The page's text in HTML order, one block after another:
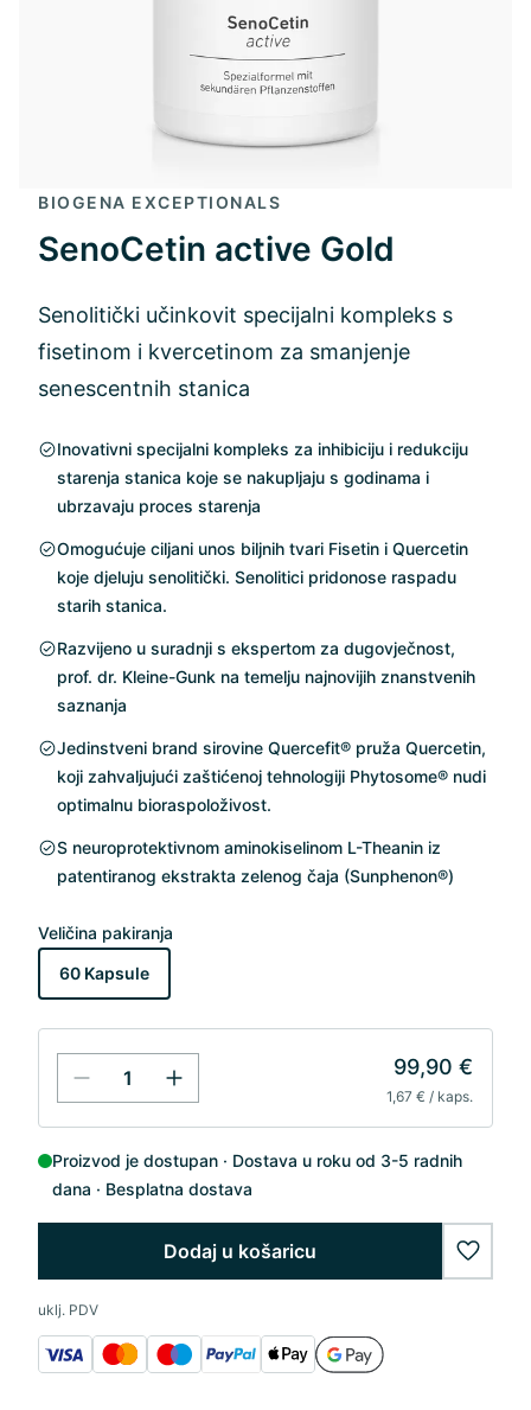
BIOGENA EXCEPTIONALS
SenoCetin active Gold
Senolitički učinkovit specijalni kompleks s
fisetinom i kvercetinom za smanjenje
senescentnih stanica
Inovativni specijalni kompleks za inhibiciju i redukciju
starenja stanica koje se nakupljaju s godinama i
ubrzavaju proces starenja
Omogućuje ciljani unos biljnih tvari Fisetin i Quercetin
koje djeluju senolitički. Senolitici pridonose raspadu
starih stanica.
Razvijeno u suradnji s ekspertom za dugovječnost,
prof. dr. Kleine-Gunk na temelju najnovijih znanstvenih
saznanja
Jedinstveni brand sirovine Quercefit® pruža Quercetin,
koji zahvaljujući zaštićenoj tehnologiji Phytosome® nudi
optimalnu bioraspoloživost.
S neuroprotektivnom aminokiselinom L-Theanin iz
patentiranog ekstrakta zelenog čaja (Sunphenon®)
Veličina pakiranja
60 Kapsule
99,90 €
1,67 € / kaps.
Proizvod je dostupan
Dostava u roku od 3-5 radnih
dana
Besplatna dostava
Dodaj u košaricu
uklj. PDV